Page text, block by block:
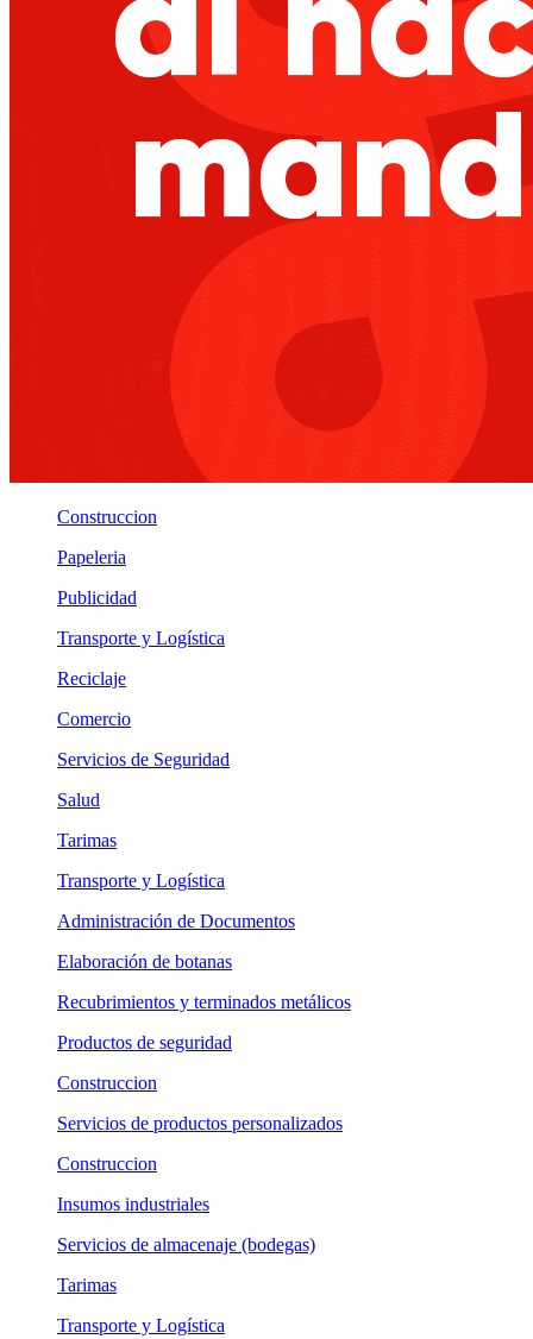
Construccion
Papeleria
Publicidad
Transporte y Logística
Reciclaje
Comercio
Servicios de Seguridad
Salud
Tarimas
Transporte y Logística
Administración de Documentos
Elaboración de botanas
Recubrimientos y terminados metálicos
Productos de seguridad
Construccion
Servicios de productos personalizados
Construccion
Insumos industriales
Servicios de almacenaje (bodegas)
Tarimas
Transporte y Logística